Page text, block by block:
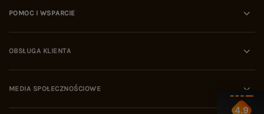
POMOC I WSPARCIE
OBSŁUGA KLIENTA
MEDIA SPOŁECZNOŚCIOWE
4.9